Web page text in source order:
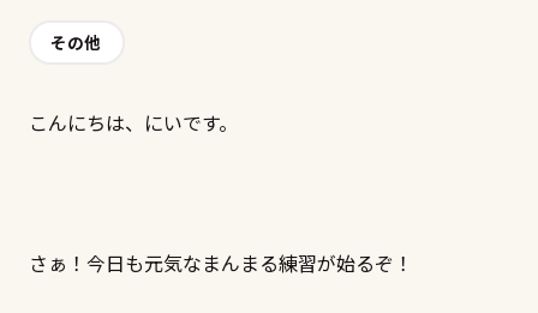
その他
こんにちは、にいです。
さぁ！今日も元気なまんまる練習が始るぞ！